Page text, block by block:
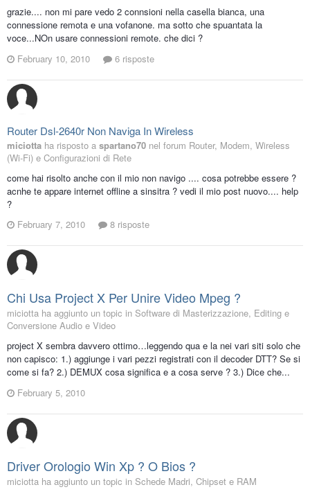
grazie.... non mi pare vedo 2 connsioni nella casella bianca, una
connessione remota e una vofanone. ma sotto che spuantata la
voce...NOn usare connessioni remote. che dici ?
February 10, 2010
6 risposte
Router Dsl-2640r Non Naviga In Wireless
miciotta ha risposto a spartano70 nel forum Router, Modem, Wireless
(Wi-Fi) e Configurazioni di Rete
come hai risolto anche con il mio non navigo .... cosa potrebbe essere ?
acnhe te appare internet offline a sinsitra ? vedi il mio post nuovo.... help
?
February 7, 2010
8 risposte
Chi Usa Project X Per Unire Video Mpeg ?
miciotta ha aggiunto un topic in Software di Masterizzazione, Editing e
Conversione Audio e Video
project X sembra davvero ottimo…leggendo qua e la nei vari siti solo che
non capisco: 1.) aggiunge i vari pezzi registrati con il decoder DTT? Se si
come si fa? 2.) DEMUX cosa significa e a cosa serve ? 3.) Dice che...
February 5, 2010
Driver Orologio Win Xp ? O Bios ?
miciotta ha aggiunto un topic in Schede Madri, Chipset e RAM